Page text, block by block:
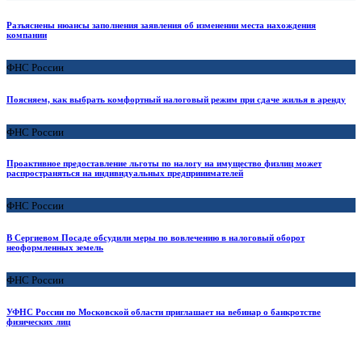
Разъяснены нюансы заполнения заявления об изменении места нахождения
компании
ФНС России
Поясняем, как выбрать комфортный налоговый режим при сдаче жилья в аренду
ФНС России
Проактивное предоставление льготы по налогу на имущество физлиц может
распространяться на индивидуальных предпринимателей
ФНС России
В Сергиевом Посаде обсудили меры по вовлечению в налоговый оборот
неоформленных земель
ФНС России
УФНС России по Московской области приглашает на вебинар о банкротстве
физических лиц